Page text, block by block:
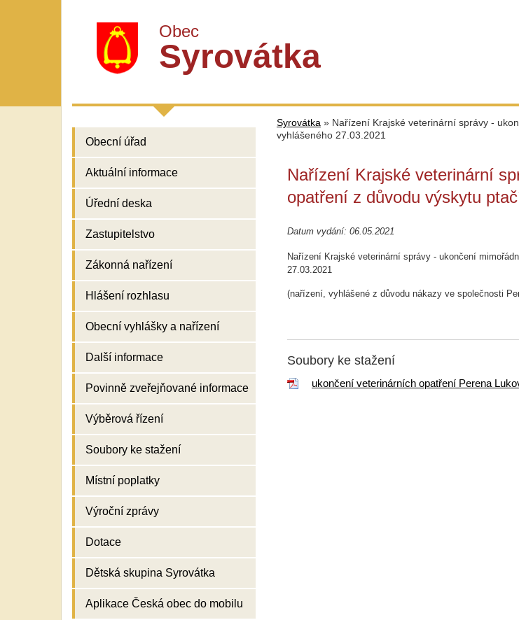
Obec
Syrovátka
Obecní úřad
Aktuální informace
Úřední deska
Zastupitelstvo
Zákonná nařízení
Hlášení rozhlasu
Obecní vyhlášky a nařízení
Další informace
Povinně zveřejňované informace
Výběrová řízení
Soubory ke stažení
Místní poplatky
Výroční zprávy
Dotace
Dětská skupina Syrovátka
Aplikace Česká obec do mobilu
Syrovátka » Nařízení Krajské veterinární správy -
vyhlášeného 27.03.2021
Nařízení Krajské veterinární
opatření z důvodu výskytu
Datum vydání: 06.05.2021
Nařízení Krajské veterinární správy - ukončení
27.03.2021
(nařízení, vyhlášené z důvodu nákazy ve společnosti
Soubory ke stažení
ukončení veterinárních opatření Perena